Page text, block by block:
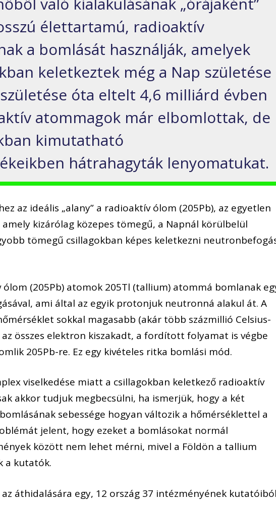
élettartamú, radioaktív
a bomlását használják, amelyek
keletkeztek még a Nap születése
óta eltelt 4,6 milliárd évben
atommagok már elbomlottak, de
kimutatható
hátrahagyták lenyomatukat.
az ideális „alany” a radioaktív ólom (205Pb), az egyetlen
kizárólag közepes tömegű, a Napnál körülbelül
tömegű csillagokban képes keletkezni
(205Pb) atomok 205Tl (tallium) atommá bomlanak
ami által az egyik protonjuk neutronná alakul át. A
sokkal magasabb (akár több százmillió Celsius-
összes elektron kiszakadt, a fordított folyamat is végbe
205Pb-re. Ez egy kivételes ritka bomlási mód.
viselkedése miatt a csillagokban keletkező radioaktív
akkor tudjuk megbecsülni, ha ismerjük, hogy a két
sebessége hogyan változik a hőmérséklettel a
jelent, hogy ezeket a bomlásokat normál
között nem lehet mérni, mivel a Földön a tallium
a kutatók.
az áthidalására egy, 12 ország 37 intézményének kutatóiból